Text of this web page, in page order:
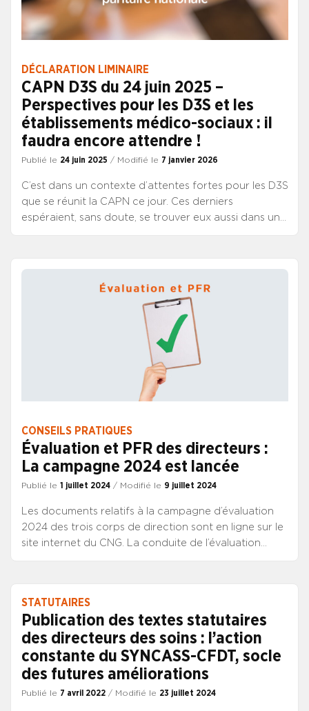
DÉCLARATION LIMINAIRE
CAPN D3S du 24 juin 2025 –
Perspectives pour les D3S et les
établissements médico-sociaux : il
faudra encore attendre !
Publié le 24 juin 2025 / Modifié le 7 janvier 2026
C’est dans un contexte d’attentes fortes pour les D3S
que se réunit la CAPN ce jour. Ces derniers
espéraient, sans doute, se trouver eux aussi dans une
direction de la FPH, conformément aux engagements
pris précédemment. A ce jour, pas même une
proposition de calendrier de travail n’a été évoquée.
L’urgence a bon dos : les D3S devront encore
CONSEILS PRATIQUES
Évaluation et PFR des directeurs :
La campagne 2024 est lancée
Publié le 1 juillet 2024 / Modifié le 9 juillet 2024
Les documents relatifs à la campagne d’évaluation
2024 des trois corps de direction sont en ligne sur le
site internet du CNG. La conduite de l’évaluation
générales de l’appréciation de la valeur
professionnelle des fonctionnaires de la FPH. Compte
tenu de l’arrêt du processus de réforme statutaire
des corps de direction depuis la dissolution de
l’Assemblée nationale, le dispositif s’inscrit dans la
STATUTAIRES
Publication des textes statutaires
des directeurs des soins : l’action
constante du SYNCASS-CFDT, socle
des futures améliorations
Publié le 7 avril 2022 / Modifié le 23 juillet 2024